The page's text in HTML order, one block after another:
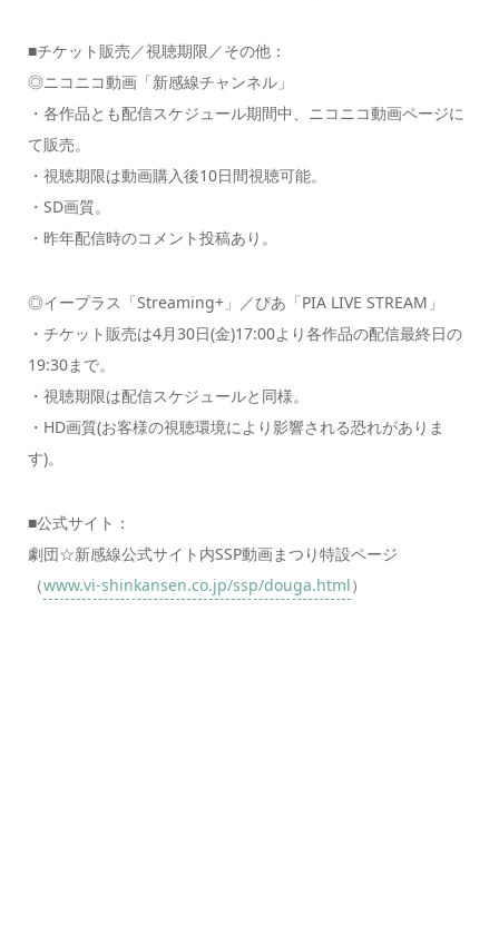
■チケット販売／視聴期限／その他：
◎ニコニコ動画「新感線チャンネル」
・各作品とも配信スケジュール期間中、ニコニコ動画ページに
て販売。
・視聴期限は動画購入後10日間視聴可能。
・SD画質。
・昨年配信時のコメント投稿あり。
◎イープラス「Streaming+」／ぴあ「PIA LIVE STREAM」
・チケット販売は4月30日(金)17:00より各作品の配信最終日の
19:30まで。
・視聴期限は配信スケジュールと同様。
・HD画質(お客様の視聴環境により影響される恐れがありま
す)。
■公式サイト：
劇団☆新感線公式サイト内SSP動画まつり特設ページ
（www.vi-shinkansen.co.jp/ssp/douga.html）